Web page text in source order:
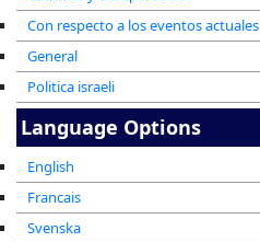
Con respecto a los eventos actuales
General
Politica israeli
Language Options
English
Francais
Svenska